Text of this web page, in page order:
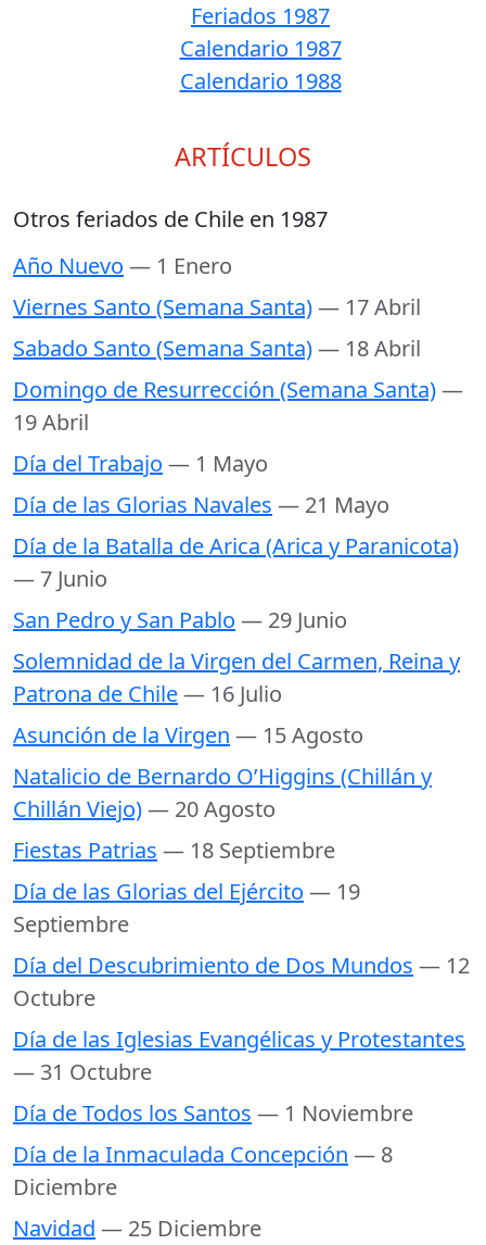
Feriados 1987
Calendario 1987
Calendario 1988
ARTÍCULOS
Otros feriados de Chile en 1987
Año Nuevo — 1 Enero
Viernes Santo (Semana Santa)— 17 Abril
Sabado Santo (Semana Santa)— 18 Abril
Domingo de Resurrección (Semana Santa)—
19 Abril
Día del Trabajo — 1 Mayo
Día de las Glorias Navales — 21 Mayo
Día de la Batalla de Arica (Arica y Paranicota)
— 7 Junio
San Pedro y San Pablo — 29 Junio
Solemnidad de la Virgen del Carmen, Reina y
Patrona de Chile— 16 Julio
Asunción de la Virgen — 15 Agosto
Natalicio de Bernardo O’Higgins (Chillán y
Chillán Viejo)— 20 Agosto
Fiestas Patrias — 18 Septiembre
Día de las Glorias del Ejército — 19
Septiembre
Día del Descubrimiento de Dos Mundos — 12
Octubre
Día de las Iglesias Evangélicas y Protestantes
— 31 Octubre
Día de Todos los Santos — 1 Noviembre
Día de la Inmaculada Concepción — 8
Diciembre
Navidad — 25 Diciembre